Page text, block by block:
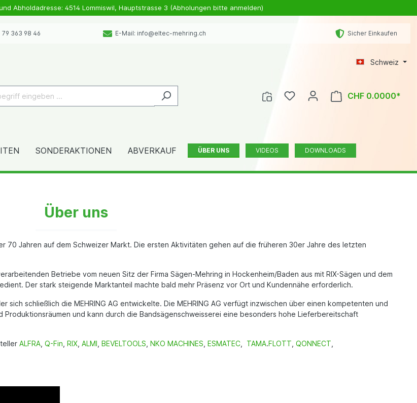
Abholdadresse: 4514 Lommiswil, Hauptstrasse 3 (Abholungen bitte anmelden)
363 98 46 E-Mail: info@eltec-mehring.ch Sicher Einkaufen
Schweiz
CHF 0.0000*
SONDERAKTIONEN ABVERKAUF ÜBER UNS VIDEOS DOWNLOADS
Über uns
70 Jahren auf dem Schweizer Markt. Die ersten Aktivitäten gehen auf die früheren 30er Jahre des letzten
Betriebe vom neuen Sitz der Firma Sägen-Mehring in Hockenheim/Baden aus mit RIX-Sägen und dem
Der stark steigende Marktanteil machte bald mehr Präsenz vor Ort und Kundennähe erforderlich.
schließlich die MEHRING AG entwickelte. Die MEHRING AG verfügt inzwischen über einen kompetenten und
und kann durch die Bandsägenschweisserei eine besonders hohe Lieferbereitschaft
ALFRA Q-Fin RIX ALMI BEVELTOOLS NKO MACHINES ESMATEC TAMA.FLOTT QONNECT